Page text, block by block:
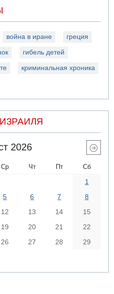
война в иране греция
гибель детей
криминальная хроника
2026
Ср Чт Пт Сб
1
5 6 7
8
12 13 14
15
19 20 21
22
26 27 28
29